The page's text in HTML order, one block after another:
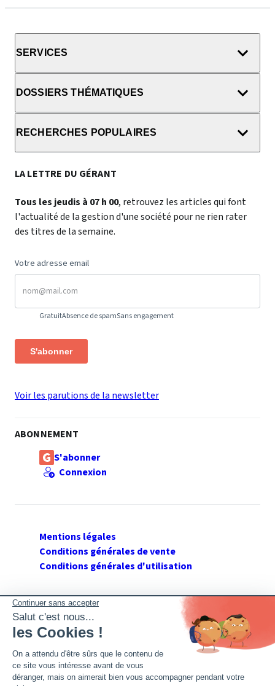
SERVICES
DOSSIERS THÉMATIQUES
RECHERCHES POPULAIRES
LA LETTRE DU GÉRANT
Tous les jeudis à 07 h 00, retrouvez les articles qui font
l'actualité de la gestion d'une société pour ne rien rater
des titres de la semaine.
Votre adresse email
GratuitAbsence de spamSans engagement
S'abonner
Voir les parutions de la newsletter
ABONNEMENT
S'abonner
Connexion
Mentions légales
Conditions générales de vente
Conditions générales d'utilisation
SUIVEZ GERANT DE SARL
Twitter